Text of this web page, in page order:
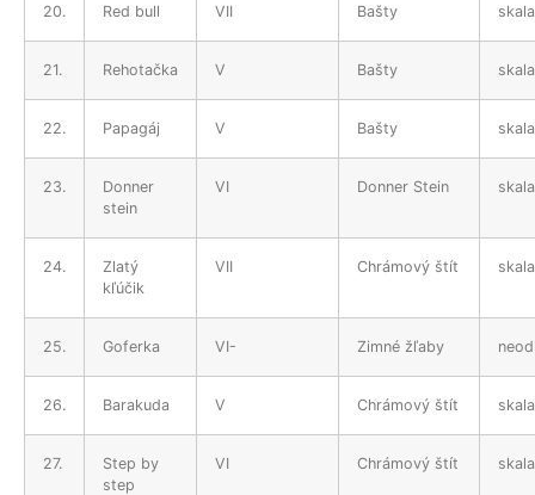
20. Red bull VII Bašty skala
21. Rehotačka V Bašty skala
22. Papagáj V Bašty skala
23.
Donner
stein
VI Donner Stein skala
24.
Zlatý
kľúčik
VII Chrámový štít
25. Goferka VI- Zimné žľaby
26. Barakuda V Chrámový štít skala
27.
Step by
step
VI Chrámový štít